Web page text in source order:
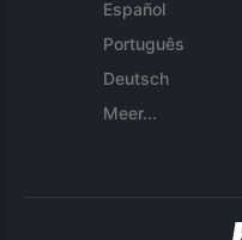
Español
Português
Deutsch
Meer...